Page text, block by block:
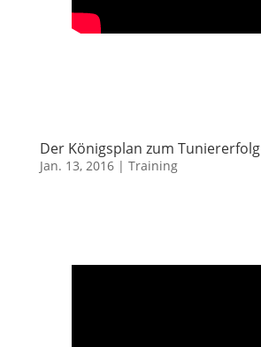
Der Königsplan zum Tuniererfolg
Jan. 13, 2016| Training